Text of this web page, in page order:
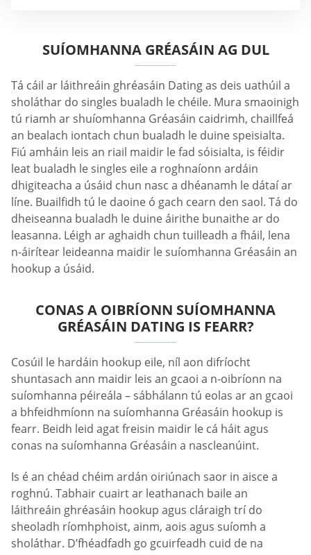
SUÍOMHANNA GRÉASÁIN AG DUL
Tá cáil ar láithreáin ghréasáin Dating as deis uathúil a
sholáthar do singles bualadh le chéile. Mura smaoinigh
tú riamh ar shuíomhanna Gréasáin caidrimh, chaillfeá
an bealach iontach chun bualadh le duine speisialta.
Fiú amháin leis an riail maidir le fad sóisialta, is féidir
leat bualadh le singles eile a roghnaíonn ardáin
dhigiteacha a úsáid chun nasc a dhéanamh le dátaí ar
líne. Buailfidh tú le daoine ó gach cearn den saol. Tá do
dheiseanna bualadh le duine áirithe bunaithe ar do
leasanna. Léigh ar aghaidh chun tuilleadh a fháil, lena
n-áirítear leideanna maidir le suíomhanna Gréasáin an
hookup a úsáid.
CONAS A OIBRÍONN SUÍOMHANNA
GRÉASÁIN DATING IS FEARR?
Cosúil le hardáin hookup eile, níl aon difríocht
shuntasach ann maidir leis an gcaoi a n-oibríonn na
suíomhanna péireála – sábhálann tú eolas ar an gcaoi
a bhfeidhmíonn na suíomhanna Gréasáin hookup is
fearr. Beidh leid agat freisin maidir le cá háit agus
conas na suíomhanna Gréasáin a nascleanúint.
Is é an chéad chéim ardán oiriúnach saor in aisce a
roghnú. Tabhair cuairt ar leathanach baile an
láithreáin ghréasáin hookup agus cláraigh trí do
sheoladh ríomhphoist, ainm, aois agus suíomh a
sholáthar. D’fhéadfadh go gcuirfeadh cuid de na